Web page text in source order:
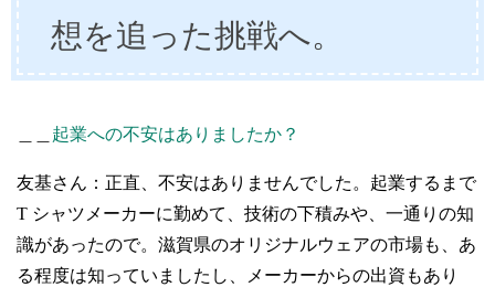
想を追った挑戦へ。
起業への不安はありましたか？
友基さん：正直、不安はありませんでした。起業するまで
T シャツメーカーに勤めて、技術の下積みや、一通りの知
識があったので。滋賀県のオリジナルウェアの市場も、あ
る程度は知っていましたし、メーカーからの出資もあり